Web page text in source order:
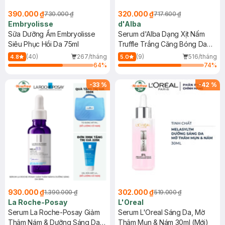
390.000 ₫730.000 ₫
Embryolisse
Sữa Dưỡng Ẩm Embryolisse
Siêu Phục Hồi Da 75ml
4.8 (40)
267/tháng
64%
320.000 ₫717.600 ₫
d'Alba
Serum d'Alba Dạng Xịt Nấm
Truffle Trắng Căng Bóng Da
100ml
5.0 (9)
516/tháng
74%
-33 %
930.000 ₫1.390.000 ₫
La Roche-Posay
Serum La Roche-Posay Giảm
Thâm Nám & Dưỡng Sáng Da
-42 %
302.000 ₫519.000 ₫
L'Oreal
Serum L'Oreal Sáng Da, Mờ
Thâm Mụn & Nám 30ml (Mới)